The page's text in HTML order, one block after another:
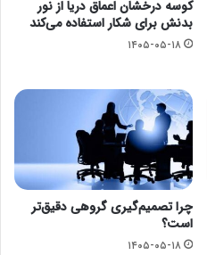
کوسه درخشان اعماق دریا از نور
بدنش برای شکار استفاده می‌کند
۱۴۰۵-۰۵-۱۸
چرا تصمیم‌گیری گروهی دقیق‌تر
است؟
۱۴۰۵-۰۵-۱۸